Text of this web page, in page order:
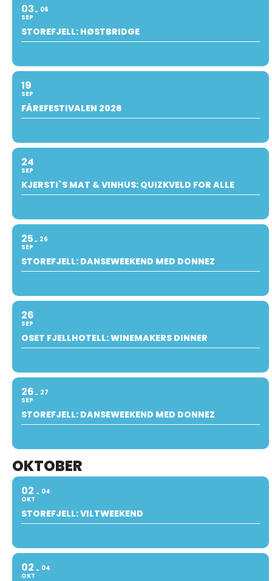
03
SEP
06
STOREFJELL: HØSTBRIDGE
19
SEP
FÅREFESTIVALEN 2026
24
SEP
KJERSTI`S MAT & VINHUS: QUIZKVELD FOR ALLE
25
SEP
26
STOREFJELL: DANSEWEEKEND MED DONNEZ
26
SEP
OSET FJELLHOTELL: WINEMAKERS DINNER
26
SEP
27
STOREFJELL: DANSEWEEKEND MED DONNEZ
OKTOBER
02
OKT
04
STOREFJELL: VILTWEEKEND
02
OKT
04